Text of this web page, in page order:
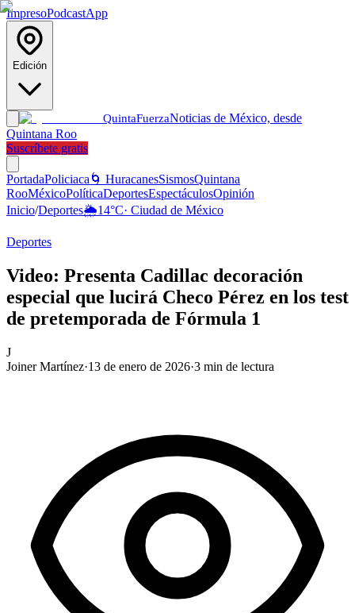
ImpresoPodcastApp
Edición
QuintaFuerzaNoticias de México, desde
Quintana Roo
Suscríbete gratis
PortadaPoliciaca 🌀 HuracanesSismosQuintana
RooMéxicoPolíticaDeportesEspectáculosOpinión
Inicio/Deportes🌦️14°C· Ciudad de México
Deportes
Video: Presenta Cadillac decoración
especial que lucirá Checo Pérez en los test
de pretemporada de Fórmula 1
J
Joiner Martínez·13 de enero de 2026·3 min de lectura